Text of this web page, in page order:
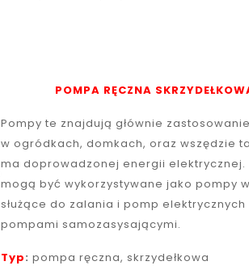
POMPA RĘCZNA
Pompy te znajdują głównie
w ogródkach, domkach, oraz wszędzie
ma doprowadzonej energii elektrycznej.
mogą być wykorzystywane jako pompy
służące do zalania i pomp
pompami samozasysającymi.
Typ: pompa ręczna, skrzydełkowa